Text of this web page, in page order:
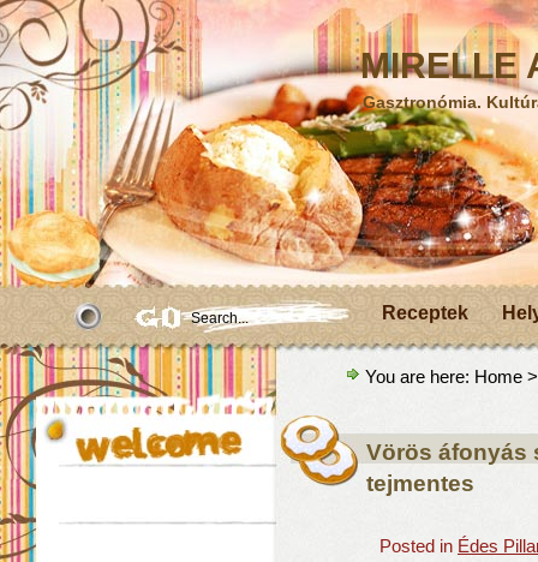
MIRELLE
Gasztronómia.
Receptek
You are here: Home
Vörös áfonyás
tejmentes
Posted in Édes